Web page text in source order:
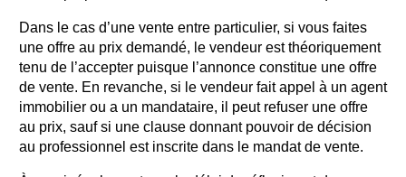
Dans le cas d’une vente entre particulier, si vous faites
une offre au prix demandé, le vendeur est théoriquement
tenu de l’accepter puisque l’annonce constitue une offre
de vente. En revanche, si le vendeur fait appel à un agent
immobilier ou a un mandataire, il peut refuser une offre
au prix, sauf si une clause donnant pouvoir de décision
au professionnel est inscrite dans le mandat de vente.